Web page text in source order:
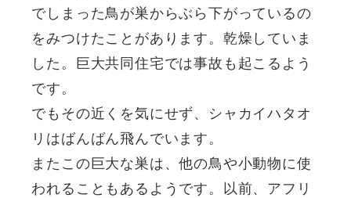
でしまった鳥が巣からぶら下がっているの
をみつけたことがあります。乾燥していま
した。巨大共同住宅では事故も起こるよう
です。
でもその近くを気にせず、シャカイハタオ
リはばんばん飛んでいます。
またこの巨大な巣は、他の鳥や小動物に使
われることもあるようです。以前、アフリ